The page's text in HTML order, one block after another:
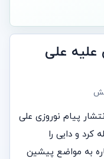
علیه علی
پیام نوروزی علی
کرد و دایی را
به مواضع پیشین